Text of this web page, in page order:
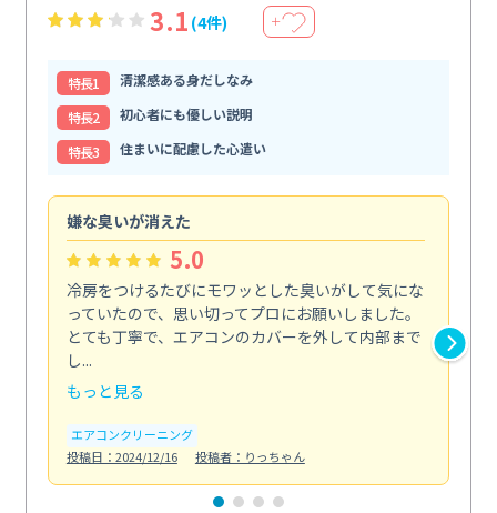
3.1 (4件) ＋
特⻑1
清潔感ある身だしなみ
特⻑2
初心者にも優しい説明
特⻑3
住まいに配慮した心遣い
嫌な臭いが消えた
5.0
冷房をつけるたびにモワッとした臭いがして気にな
っていたので、思い切ってプロにお願いしました。
とても丁寧で、エアコンのカバーを外して内部まで
し...
もっと見る
エアコンクリーニング
投稿日：2024/12/16
投稿者：りっちゃん